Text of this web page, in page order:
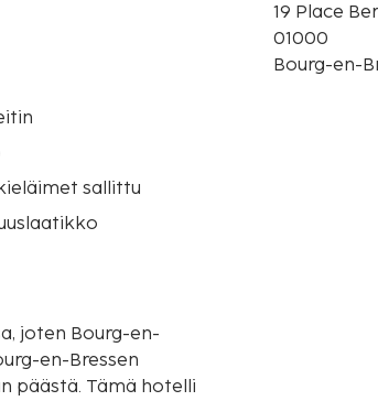
sallittu
joten Bourg-en-
en-Bressen
hotelli
19 Place
01000
Bourg-en-